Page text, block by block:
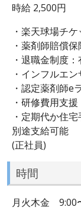
時給 2,500円
・楽天球場チ
・薬剤師賠償
・退職金制度
・インフルエ
・認定薬剤師e
・研修費用支援
・定期代か住
別途支給可能
(正社員)
時間
月火木金